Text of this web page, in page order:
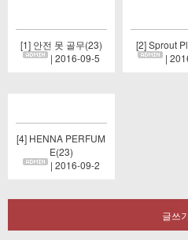
[1] 안전 못 골무(23)
| 2016-09-5
[2] Sprout
|
[4] HENNA PERFUM
E(23)
| 2016-09-2
글쓰기